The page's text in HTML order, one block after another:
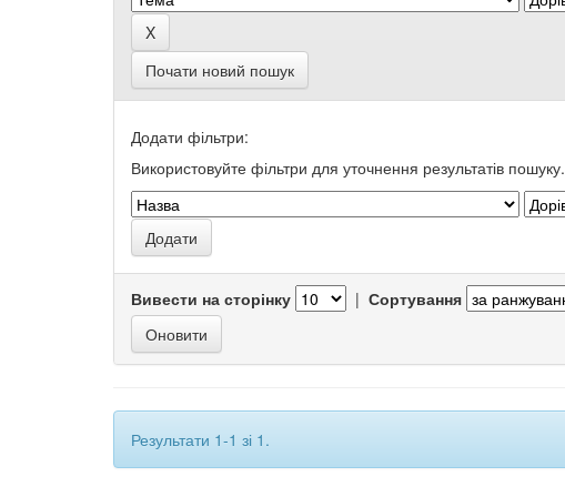
Почати новий пошук
Додати фільтри:
Використовуйте фільтри для уточнення результатів пошуку.
Вивести на сторінку | Сортування
Результати 1-1 зі 1.